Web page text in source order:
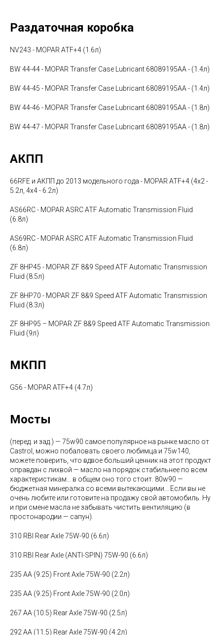
Раздаточная коробка
NV243 - MOPAR ATF+4 (1.6л)
BW 44-44 - MOPAR Transfer Case Lubricant 68089195AA - (1.4л)
BW 44-45 - MOPAR Transfer Case Lubricant 68089195AA - (1.4л)
BW 44-46 - MOPAR Transfer Case Lubricant 68089195AA - (1.8л)
BW 44-47 - MOPAR Transfer Case Lubricant 68089195AA - (1.8л)
АКПП
66RFE и АКПП до 2013 модельного года - MOPAR ATF+4 (4x2 -
5.2л, 4х4 - 6.2л)
AS66RC - MOPAR ASRC ATF Automatic Transmission Fluid
(6.8л)
AS69RC - MOPAR ASRC ATF Automatic Transmission Fluid
(6.8л)
ZF 8HP45 - MOPAR ZF 8&9 Speed ATF Automatic Transmission
Fluid (8.5л)
ZF 8HP70 - MOPAR ZF 8&9 Speed ATF Automatic Transmission
Fluid (8.3л)
ZF 8HP95 – MOPAR ZF 8&9 Speed ATF Automatic Transmission
Fluid (9л)
МКПП
G56 - MOPAR ATF+4 (4.7л)
Мосты
(перед. и зад.) — 75w90 самое популярное на рынке масло от
Castrol, можно побаловать своего любимца и 75w140,
можете поверить, что вдвое больший ценник на этот продукт
оправдан с лихвой — масло на порядок стабильнее по всем
характеристикам... в общем оно того стоит. 80w90 —
бюджетная минералка со всеми вытекающими... Если вы не
очень любите или готовите на продажу свой автомобиль. Ну
и при смене масла не забывать чистить вентиляцию (в
простонародии — сапун).
310 RBI Rear Axle 75W-90 (6.6л)
310 RBI Rear Axle (ANTI-SPIN) 75W-90 (6.6л)
235 AA (9.25) Front Axle 75W-90 (2.2л)
235 AA (9.25) Front Axle 75W-90 (2.0л)
267 AA (10.5) Rear Axle 75W-90 (2.5л)
292 AA (11.5) Rear Axle 75W-90 (4.2л)